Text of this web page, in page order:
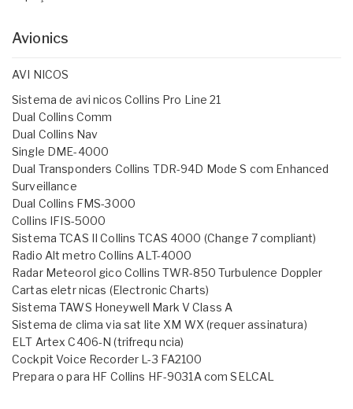
Avionics
AVI NICOS
Sistema de avi nicos Collins Pro Line 21
Dual Collins Comm
Dual Collins Nav
Single DME-4000
Dual Transponders Collins TDR-94D Mode S com Enhanced
Surveillance
Dual Collins FMS-3000
Collins IFIS-5000
Sistema TCAS II Collins TCAS 4000 (Change 7 compliant)
Radio Alt metro Collins ALT-4000
Radar Meteorol gico Collins TWR-850 Turbulence Doppler
Cartas eletr nicas (Electronic Charts)
Sistema TAWS Honeywell Mark V Class A
Sistema de clima via sat lite XM WX (requer assinatura)
ELT Artex C406-N (trifrequ ncia)
Cockpit Voice Recorder L-3 FA2100
Prepara o para HF Collins HF-9031A com SELCAL